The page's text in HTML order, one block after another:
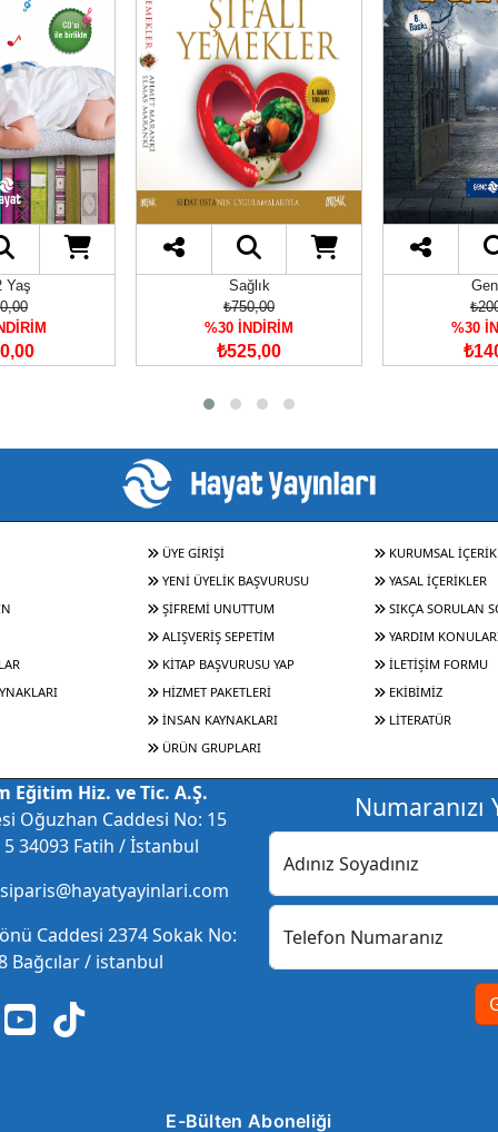
Gençlik
₺200,00
%30 İNDİRİM
₺140,00
%30
ÜYE GİRİŞİ
YENİ ÜYELİK BAŞVURUSU
ŞİFREMİ UNUTTUM
ALIŞVERİŞ SEPETİM
KİTAP BAŞVURUSU YAP
HİZMET PAKETLERİ
İNSAN KAYNAKLARI
ÜRÜN GRUPLARI
KURUMSAL
YASAL İÇERİKLER
SIKÇA SORULAN
YARDIM
İLETİŞİM FORMU
EKİBİMİZ
LİTERATÜR
Eğitim Hiz. ve Tic. A.Ş.
Oğuzhan Caddesi No: 15
34093 Fatih / İstanbul
Caddesi 2374 Sokak No:
Bağcılar / istanbul
Numaranızı
Adınız Soyadınız
Telefon Numaranız
E-Bülten Aboneliği